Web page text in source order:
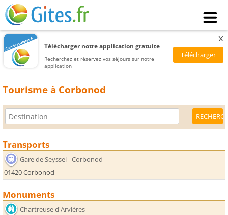
Télécharger notre application gratuite
Recherchez et réservez vos séjours sur notre
application
x
Tourisme à Corbonod
Transports
Gare de Seyssel - Corbonod
01420 Corbonod
Monuments
Chartreuse d'Arvières